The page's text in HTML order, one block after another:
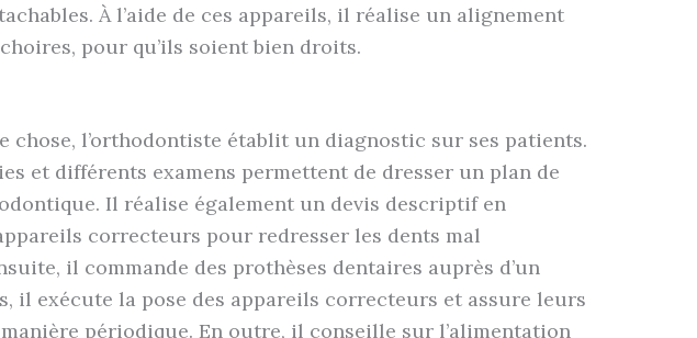
À l’aide de ces appareils, il réalise un alignement
pour qu’ils soient bien droits.
chose, l’orthodontiste établit un diagnostic sur ses patients.
et différents examens permettent de dresser un plan de
Il réalise également un devis descriptif en
correcteurs pour redresser les dents mal
il commande des prothèses dentaires auprès d’un
il exécute la pose des appareils correcteurs et assure leurs
périodique. En outre, il conseille sur l’alimentation